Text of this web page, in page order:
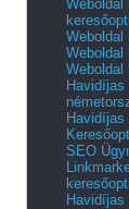
Havidíjas
Havidíjas
SEO
Havidíjas